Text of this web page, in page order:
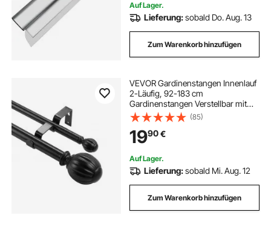
Auf Lager.
Lieferung:sobald Do. Aug. 13
Zum Warenkorb hinzufügen
VEVOR Gardinenstangen Innenlauf
2-Läufig, 92-183 cm
Gardinenstangen Verstellbar mit
Abgerundetem Kugelkopf &
Halterungen - Dekorative Fenster
für Wohnzimmer Schlafzimmer
Fenster / Schwarz
(85)
1990€
Auf Lager.
Lieferung:sobald Mi. Aug. 12
Zum Warenkorb hinzufügen